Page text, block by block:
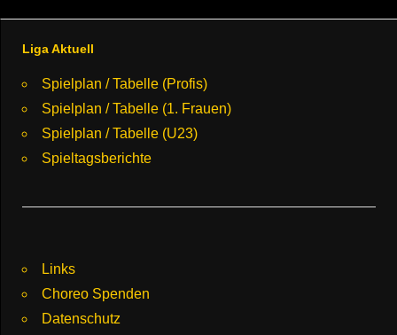
Liga Aktuell
Spielplan / Tabelle (Profis)
Spielplan / Tabelle (1. Frauen)
Spielplan / Tabelle (U23)
Spieltagsberichte
Links
Choreo Spenden
Datenschutz